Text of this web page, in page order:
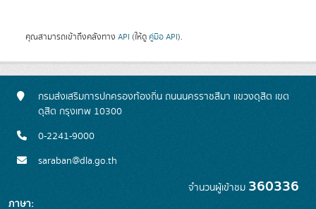
คุณสามารถเข้าถึงคลังทาง API (ให้ดู คู่มือ API).
กรมส่งเสริมการปกครองท้องถิ่น ถนนนครราชสีมา แขวงดุสิต เขต
ดุสิต กรุงเทพ 10300
0-2241-9000
saraban@dla.go.th
จำนวนผู้เข้าชม 360336
ภาษา